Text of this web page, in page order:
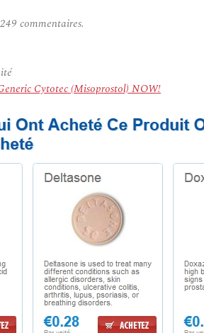
249 commentaires.
Cytotec (Misoprostol) NOW!